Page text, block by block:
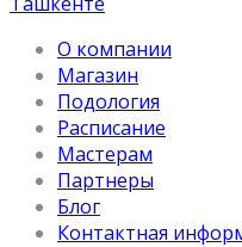
О компании
Магазин
Подология
Расписание
Мастерам
Партнеры
Блог
Контактная